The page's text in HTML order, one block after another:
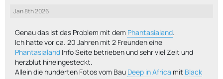
Jan 8th 2026
Genau das ist das Problem mit dem Phantasialand.
Ich hatte vor ca. 20 Jahren mit 2 Freunden eine
Phantasialand Info Seite betrieben und sehr viel Zeit und
herzblut hineingesteckt.
Allein die hunderten Fotos vom Bau Deep in Africa mit Black